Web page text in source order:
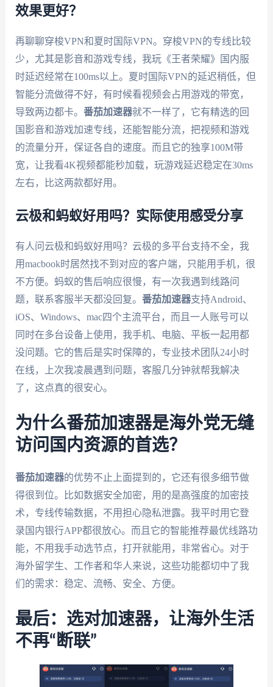
效果更好？
再聊聊穿梭VPN和夏时国际VPN。穿梭VPN的专线比较
少，尤其是影音和游戏专线，我玩《王者荣耀》国内服
时延迟经常在100ms以上。夏时国际VPN的延迟稍低，但
智能分流做得不好，有时候看视频会占用游戏的带宽，
导致两边都卡。 番茄加速器就不一样了，它有精选的回
国影音和游戏加速专线，还能智能分流，把视频和游戏
的流量分开，保证各自的速度。而且它的独享100M带
宽，让我看4K视频都能秒加载，玩游戏延迟稳定在30ms
左右，比这两款都好用。
云极和蚂蚁好用吗？实际使用感受分享
有人问云极和蚂蚁好用吗？云极的多平台支持不全，我
用macbook时居然找不到对应的客户端，只能用手机，很
不方便。蚂蚁的售后响应很慢，有一次我遇到线路问
题，联系客服半天都没回复。 番茄加速器支持Android、
iOS、Windows、mac四个主流平台，而且一人账号可以
同时在多台设备上使用，我手机、电脑、平板一起用都
没问题。它的售后是实时保障的，专业技术团队24小时
在线，上次我凌晨遇到问题，客服几分钟就帮我解决
了，这点真的很安心。
为什么番茄加速器是海外党无缝
访问国内资源的首选？
番茄加速器的优势不止上面提到的，它还有很多细节做
得很到位。比如数据安全加密，用的是高强度的加密技
术，专线传输数据，不用担心隐私泄露。我平时用它登
录国内银行APP都很放心。而且它的智能推荐最优线路功
能，不用我手动选节点，打开就能用，非常省心。对于
海外留学生、工作者和华人来说，这些功能都切中了我
们的需求：稳定、流畅、安全、方便。
最后：选对加速器，让海外生活
不再“断联”